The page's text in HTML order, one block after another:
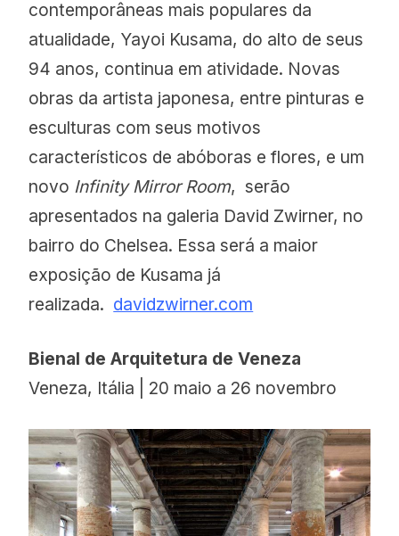
contemporâneas mais populares da
atualidade, Yayoi Kusama, do alto de seus
94 anos, continua em atividade. Novas
obras da artista japonesa, entre pinturas e
esculturas com seus motivos
característicos de abóboras e flores, e um
novo Infinity Mirror Room, serão
apresentados na galeria David Zwirner, no
bairro do Chelsea. Essa será a maior
exposição de Kusama já
realizada. davidzwirner.com
Bienal de Arquitetura de Veneza
Veneza, Itália | 20 maio a 26 novembro